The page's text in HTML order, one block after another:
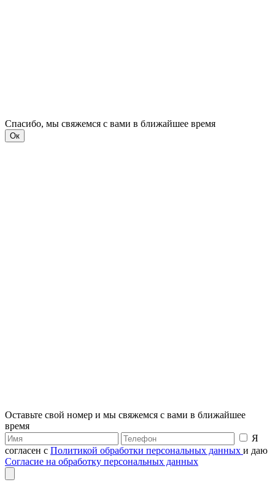
Спасибо, мы свяжемся с вами в ближайшее время
Ок
Оставьте свой номер и мы свяжемся с вами в ближайшее
время
Я
согласен с Политикой обработки персональных данных и даю
Согласие на обработку персональных данных